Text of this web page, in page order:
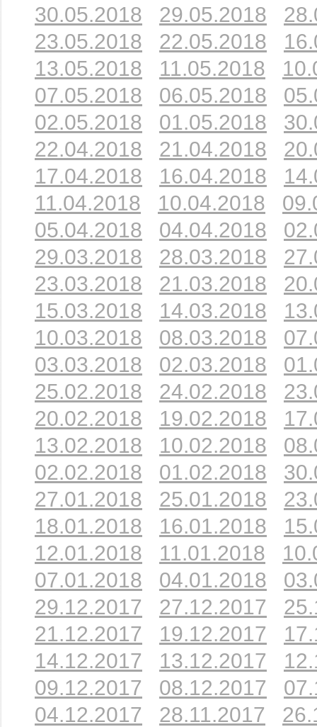
30.05.2018
29.05.2018
23.05.2018
22.05.2018
13.05.2018
11.05.2018
07.05.2018
06.05.2018
02.05.2018
01.05.2018
22.04.2018
21.04.2018
17.04.2018
16.04.2018
11.04.2018
10.04.2018
05.04.2018
04.04.2018
29.03.2018
28.03.2018
23.03.2018
21.03.2018
15.03.2018
14.03.2018
10.03.2018
08.03.2018
03.03.2018
02.03.2018
25.02.2018
24.02.2018
20.02.2018
19.02.2018
13.02.2018
10.02.2018
02.02.2018
01.02.2018
27.01.2018
25.01.2018
18.01.2018
16.01.2018
12.01.2018
11.01.2018
07.01.2018
04.01.2018
29.12.2017
27.12.2017
21.12.2017
19.12.2017
14.12.2017
13.12.2017
09.12.2017
08.12.2017
04.12.2017
28.11.2017